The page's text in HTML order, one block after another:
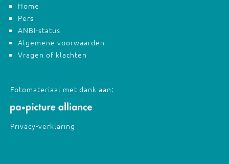
Home
Pers
ANBI-status
Algemene voorwaarden
Vragen of klachten
Fotomateriaal met dank aan:
Privacy-verklaring